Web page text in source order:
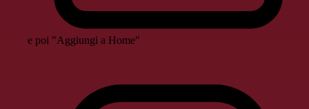
e poi "Aggiungi a Home"